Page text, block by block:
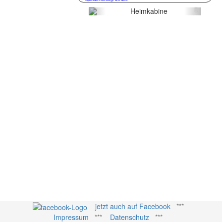
Zurück Weiter
jetzt auch auf Facebook***
Impressum *** Datenschutz ***